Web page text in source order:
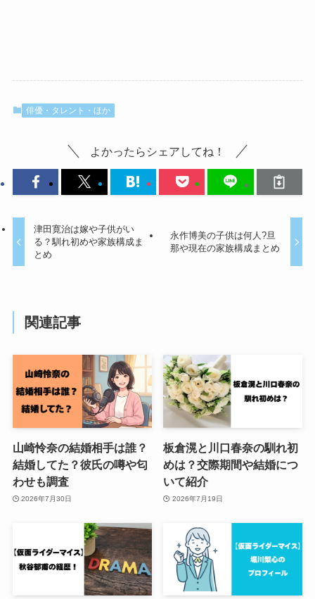
俳優・タレント・ほか
よかったらシェアしてね！
津田寛治は嫁や子供がい
る？馴れ初めや家族構成ま
とめ
永作博美の子供は何人?旦
那や現在の家族構成まとめ
関連記事
山崎怜奈の結婚相手は誰？
結婚してた？彼氏の噂や匂
わせも調査
2026年7月30日
板倉滉と川口春奈の馴れ初
めは？交際期間や結婚につ
いて紹介
2026年7月19日